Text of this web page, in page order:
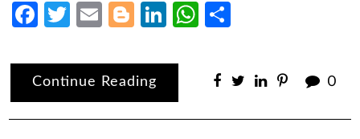
Facebook
Twitter
EmailBlogger
LinkedIn
WhatsApp
Continue Reading 0